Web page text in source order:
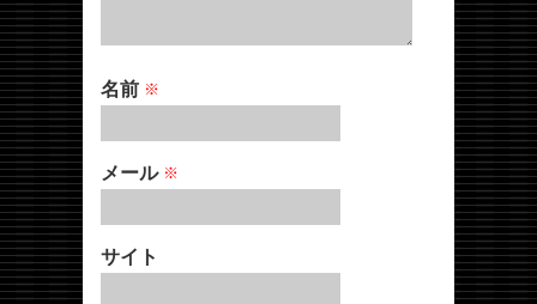
名前 ※
メール ※
サイト